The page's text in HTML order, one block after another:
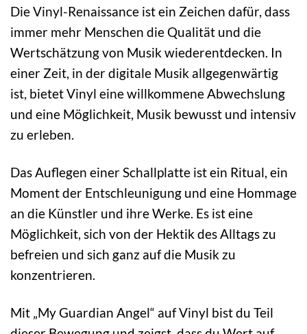
Die Vinyl-Renaissance ist ein Zeichen dafür, dass
immer mehr Menschen die Qualität und die
Wertschätzung von Musik wiederentdecken. In
einer Zeit, in der digitale Musik allgegenwärtig
ist, bietet Vinyl eine willkommene Abwechslung
und eine Möglichkeit, Musik bewusst und intensiv
zu erleben.
Das Auflegen einer Schallplatte ist ein Ritual, ein
Moment der Entschleunigung und eine Hommage
an die Künstler und ihre Werke. Es ist eine
Möglichkeit, sich von der Hektik des Alltags zu
befreien und sich ganz auf die Musik zu
konzentrieren.
Mit „My Guardian Angel“ auf Vinyl bist du Teil